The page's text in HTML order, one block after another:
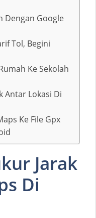
Dengan Google
Tol, Begini
Ke Sekolah
Antar Lokasi Di
Ke File Gpx
Jarak
Di